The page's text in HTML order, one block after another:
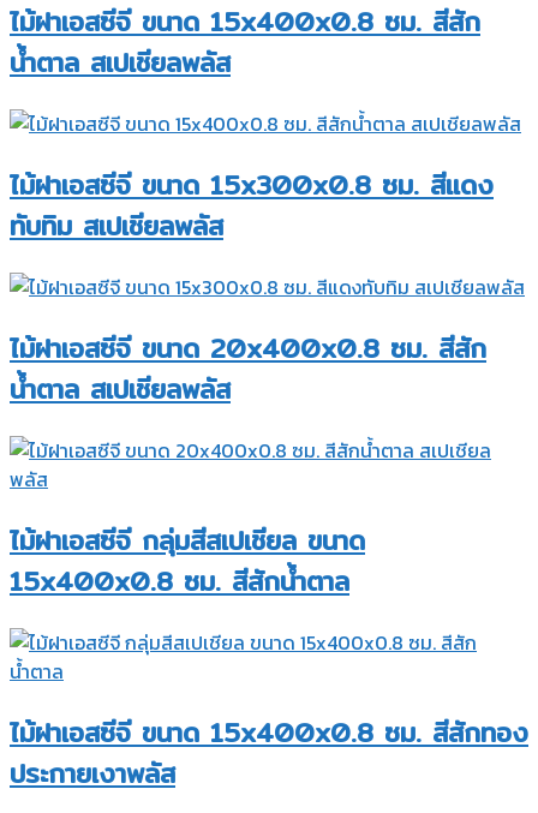
ไม้ฝาเอสซีจี ขนาด 15x400x0.8 ซม. สีสัก
น้ำตาล สเปเชียลพลัส
ไม้ฝาเอสซีจี ขนาด 15x300x0.8 ซม. สีแดง
ทับทิม สเปเชียลพลัส
ไม้ฝาเอสซีจี ขนาด 20x400x0.8 ซม. สีสัก
น้ำตาล สเปเชียลพลัส
ไม้ฝาเอสซีจี กลุ่มสีสเปเชียล ขนาด
15x400x0.8 ซม. สีสักน้ำตาล
ไม้ฝาเอสซีจี ขนาด 15x400x0.8 ซม. สีสักทอง
ประกายเงาพลัส